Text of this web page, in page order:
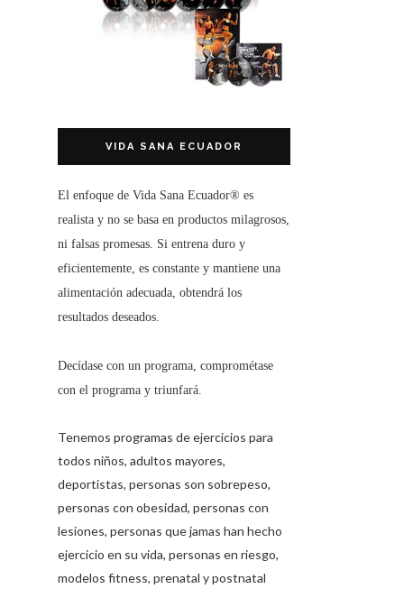
VIDA SANA ECUADOR
El enfoque de Vida Sana Ecuador® es
realista y no se basa en productos milagrosos,
ni falsas promesas. Si entrena duro y
eficientemente, es constante y mantiene una
alimentación adecuada, obtendrá los
resultados deseados.
Decídase con un programa, comprométase
con el programa y triunfará.
Tenemos programas de ejercicios para
todos niños, adultos mayores,
deportistas, personas son sobrepeso,
personas con obesidad, personas con
lesiones, personas que jamas han hecho
ejercicio en su vida, personas en riesgo,
modelos fitness, prenatal y postnatal